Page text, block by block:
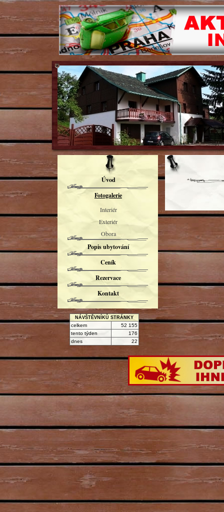
Úvod
Fotogalerie
Interiér
Exteriér
Obora
Popis ubytování
Ceník
Rezervace
Kontakt
NÁVŠTĚVNÍKŮ STRÁNKY
celkem
52 155
tento týden
176
dnes
22